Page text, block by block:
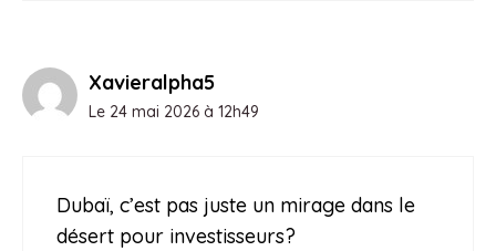
Xavieralpha5
Le 24 mai 2026 à 12h49
Dubaï, c’est pas juste un mirage dans le
désert pour investisseurs?